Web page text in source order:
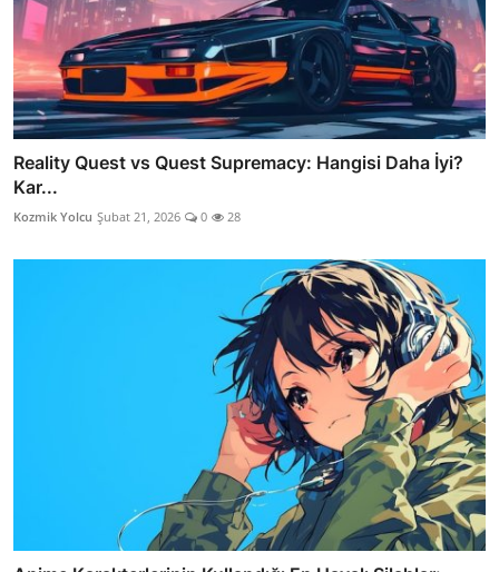
Reality Quest vs Quest Supremacy: Hangisi Daha İyi?
Kar...
Kozmik Yolcu Şubat 21, 2026 0 28